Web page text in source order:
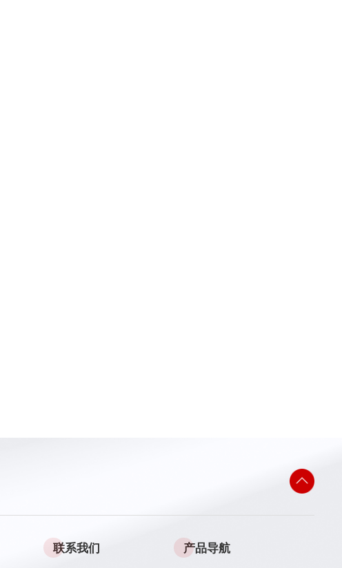
联系我们 产品导航